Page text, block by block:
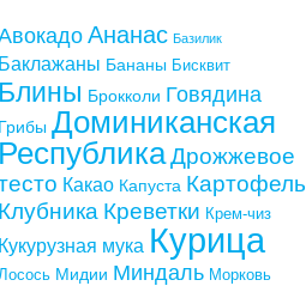
Ананас Базилик
Баклажаны Бананы Бисквит
Блины Брокколи Говядина
Грибы Доминиканская
РеспубликаДрожжевое
Какао Капуста Картофель
Клубника Креветки Крем-чиз
Кукурузная мука Курица
Лосось Мидии Миндаль Морковь